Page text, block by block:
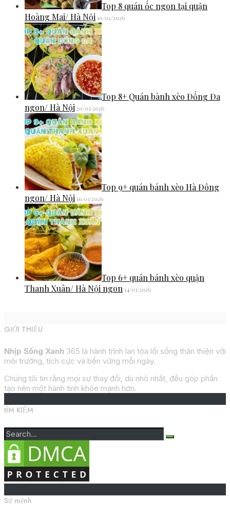
Top 8 quán ốc ngon tại quận
Hoàng Mai/ Hà Nội 10/02/2026
Top 8+ Quán bành xèo Đống Đa
ngon/ Hà Nội 20/03/2026
Top 9+ quán bánh xèo Hà Đông
ngon/ Hà Nội 16/03/2026
Top 6+ quán bánh xèo quận
Thanh Xuân/ Hà Nội ngon 14/03/2026
GIỚI THIỆU
Nhịp Sống Xanh 365 là hành trình lan tỏa lối sống thân thiện với
môi trường, tích cực và bền vững mỗi ngày.
Chúng tôi tin rằng mọi sự thay đổi, dù nhỏ nhất, đều góp phần
tạo nên một hành tinh khỏe mạnh hơn.
tÌM KIẾM
Sứ mệnh